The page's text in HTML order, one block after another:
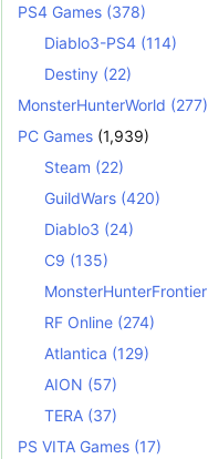
PS4 Games (378)
Diablo3-PS4 (114)
Destiny (22)
MonsterHunterWorld (277)
PC Games (1,939)
Steam (22)
GuildWars (420)
Diablo3 (24)
C9 (135)
MonsterHunterFrontier
RF Online (274)
Atlantica (129)
AION (57)
TERA (37)
PS VITA Games (17)